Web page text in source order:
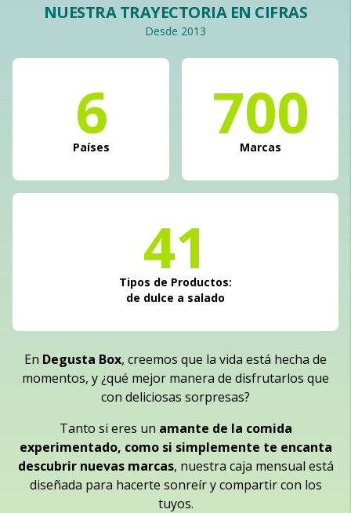
NUESTRA TRAYECTORIA EN CIFRAS
Desde 2013
6
Países 700
Marcas
41
Tipos de Productos:
de dulce a salado
En Degusta Box, creemos que la vida está hecha de
momentos, y ¿qué mejor manera de disfrutarlos que
con deliciosas sorpresas?
Tanto si eres un amante de la comida
experimentado, como si simplemente te encanta
descubrir nuevas marcas, nuestra caja mensual está
diseñada para hacerte sonreír y compartir con los
tuyos.